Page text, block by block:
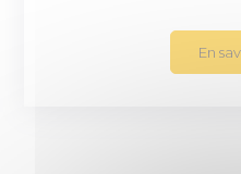
En